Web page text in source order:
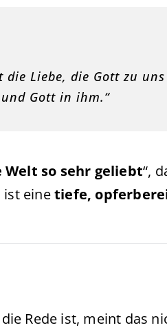
Liebe, die Gott zu
Gott in ihm.“
so sehr geliebt“,
ist einetiefe,
Rede ist, meint das